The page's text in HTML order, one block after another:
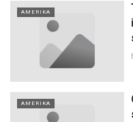
AMERIKA
AMERIKA